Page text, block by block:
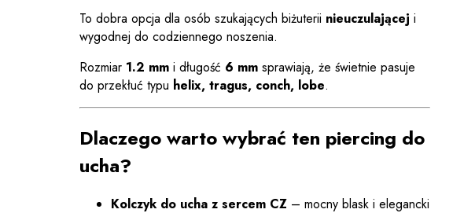
To dobra opcja dla osób szukających biżuterii nieuczulającej i
wygodnej do codziennego noszenia.
Rozmiar 1.2 mmi długość 6 mmsprawiają, że świetnie pasuje
do przekłuć typu helix, tragus, conch, lobe.
Dlaczego warto wybrać ten piercing do
ucha?
Kolczyk do ucha z sercem CZ– mocny blask i elegancki